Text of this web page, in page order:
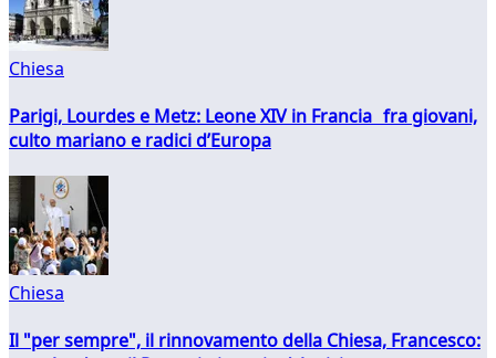
Chiesa
Parigi, Lourdes e Metz: Leone XIV in Francia fra giovani,
culto mariano e radici d’Europa
Chiesa
Il "per sempre", il rinnovamento della Chiesa, Francesco: